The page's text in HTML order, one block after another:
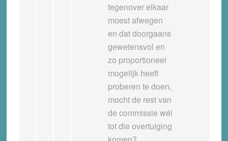
tegenover elkaar
moest afwegen
en dat doorgaans
gewetensvol en
zo proportioneel
mogelijk heeft
proberen te doen,
mocht de rest van
de commissie wél
tot die overtuiging